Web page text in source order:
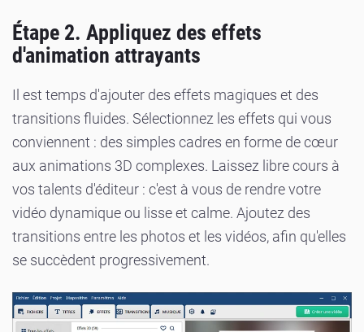
Étape 2. Appliquez des effets
d'animation attrayants
Il est temps d'ajouter des effets magiques et des
transitions fluides. Sélectionnez les effets qui vous
conviennent : des simples cadres en forme de cœur
aux animations 3D complexes. Laissez libre cours à
vos talents d'éditeur : c'est à vous de rendre votre
vidéo dynamique ou lisse et calme. Ajoutez des
transitions entre les photos et les vidéos, afin qu'elles
se succèdent progressivement.